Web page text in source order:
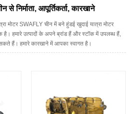
से निर्माता, आपूर्तिकर्ता, कारखाने
मोटर SWAFLY चीन में बने हुंडई खुदाई यात्रा मोटर
है। हमारे उत्पादों के अपने ब्रांड हैं और स्टॉक में उपलब्ध हैं,
हैं। हमारे कारखाने में आपका स्वागत है।